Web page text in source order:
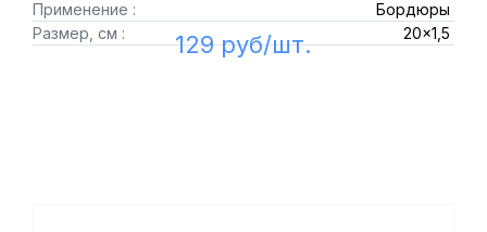
Применение :
Бордюры
Размер, см :
20x1,5
129 руб/шт.